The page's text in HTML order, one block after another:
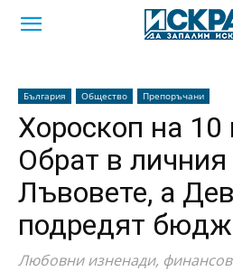
България Общество Препоръчани
Хороскоп на
Обрат в
Лъвовете, а
подредят
Любовни изненади,